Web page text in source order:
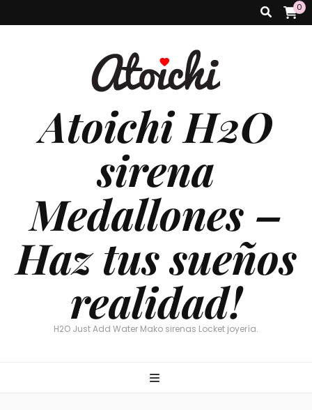
0
Atoichi H2O
sirena
Medallones –
Haz tus sueños
realidad!
H2O Just Add Water Mako sirenas Locket joyería.